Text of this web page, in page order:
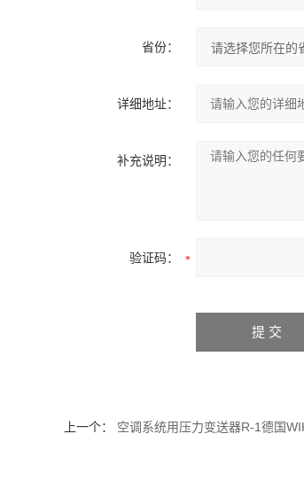
省份：
详细地址：
补充说明：
验证码：
上一个： 空调系统用压力变送器R-1德国